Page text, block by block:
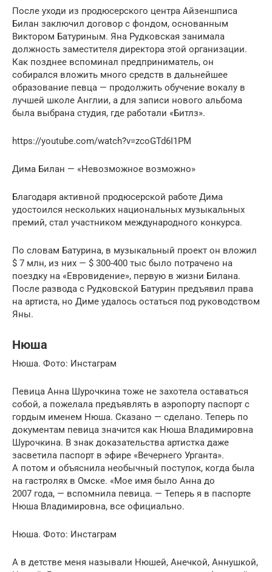
После уходи из продюсерского центра Айзеншписа
Билан заключил договор с фондом, основанным
Виктором Батуриным. Яна Рудковская занимала
должность заместителя директора этой организации.
Как позднее вспоминал предприниматель, он
собирался вложить много средств в дальнейшее
образование певца — продолжить обучение вокалу в
лучшей школе Англии, а для записи нового альбома
была выбрана студия, где работали «Битлз».
https://youtube.com/watch?v=zcoGTd6I1PM
Дима Билан — «Невозможное возможно»
Благодаря активной продюсерской работе Дима
удостоился нескольких национальных музыкальных
премий, стал участником международного конкурса.
По словам Батурина, в музыкальный проект он вложил
$ 7 млн, из них — $ 300-400 тыс было потрачено на
поездку на «Евровидение», первую в жизни Билана.
После развода с Рудковской Батурин предъявил права
на артиста, но Диме удалось остаться под руководством
Яны.
Нюша
Нюша. Фото: Инстаграм
Певица Анна Шурочкина тоже не захотела оставаться
собой, а пожелала предъявлять в аэропорту паспорт с
гордым именем Нюша. Сказано — сделано. Теперь по
документам певица значится как Нюша Владимировна
Шурочкина. В знак доказательства артистка даже
засветила паспорт в эфире «Вечернего Урганта».
А потом и объяснила необычный поступок, когда была
на гастролях в Омске. «Мое имя было Анна до
2007 года, — вспомнила певица. — Теперь я в паспорте
Нюша Владимировна, все официально.
Нюша. Фото: Инстаграм
А в детстве меня называли Нюшей, Анечкой, Аннушкой,